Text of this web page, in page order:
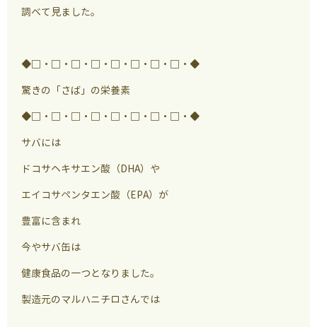
調べて見ました。
◆□・□・□・□・□・□・□・□・◆
驚きの「さば」の栄養素
◆□・□・□・□・□・□・□・□・◆
サバには
ドコサヘキサエン酸（DHA）や
エイコサペンタエン酸（EPA）が
豊富に含まれ
今やサバ缶は
健康食品の一つとなりました。
製造元のマルハニチロさんでは